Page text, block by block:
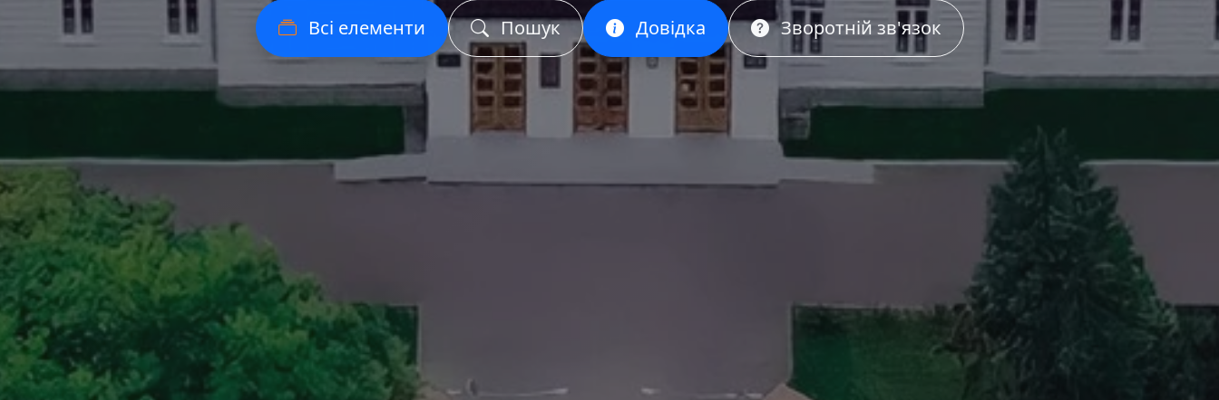
Всі елементи Пошук Довідка Зворотній зв'язок